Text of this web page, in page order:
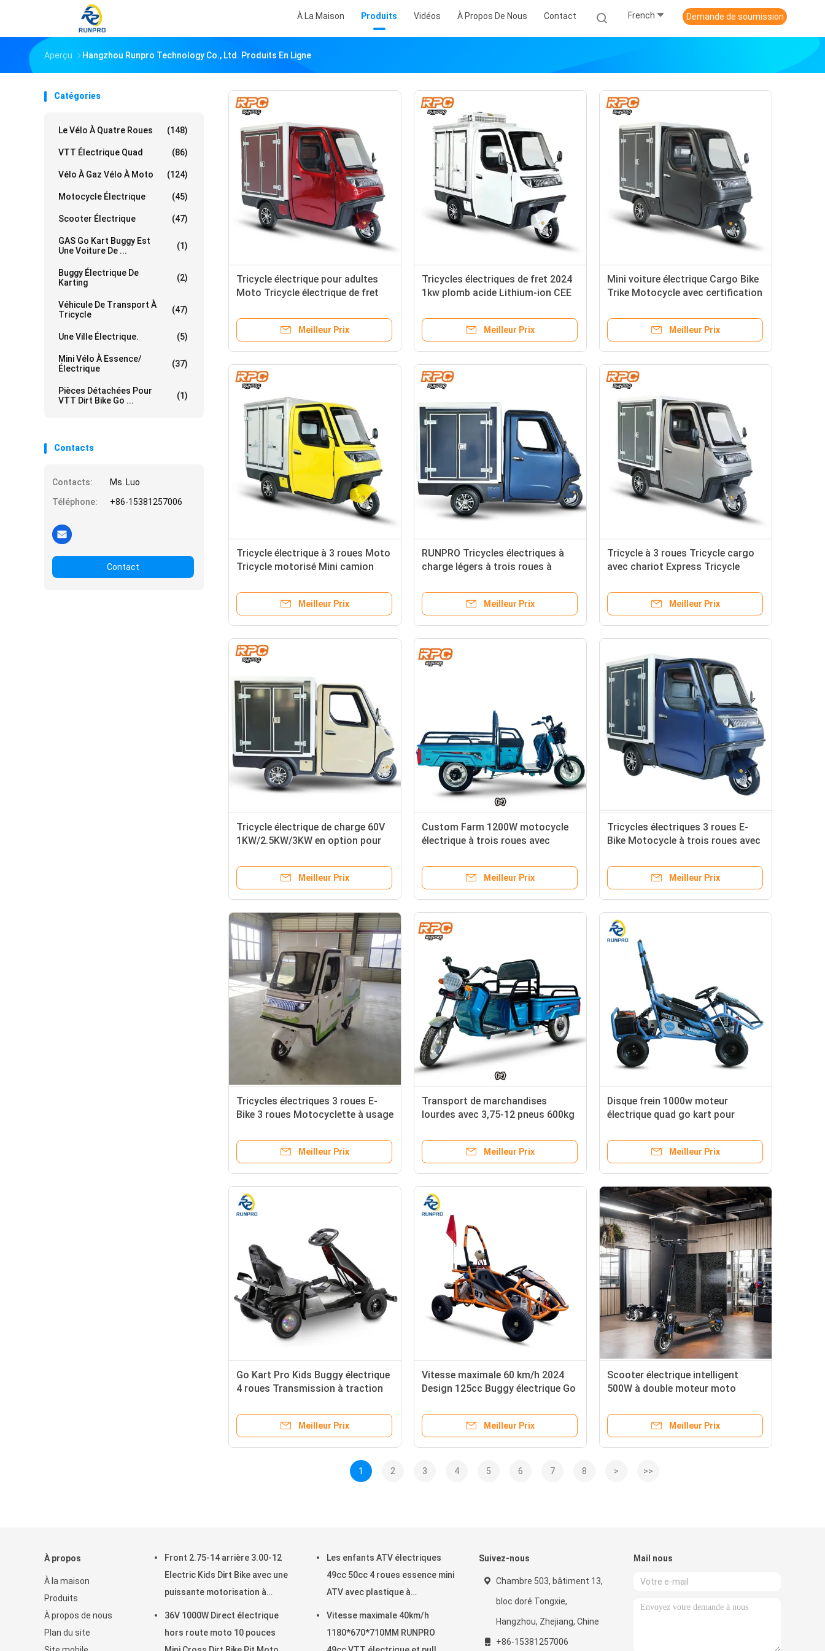
À La Maison Produits Vidéos À Propos De Nous Contact French Demande de soumission
Aperçu Hangzhou Runpro Technology Co., Ltd. Produits En Ligne
Catégories
Le Vélo À Quatre Roues (148)
VTT Électrique Quad (86)
Vélo À Gaz Vélo À Moto (124)
Motocycle Électrique (45)
Scooter Électrique (47)
GAS Go Kart Buggy Est
Une Voiture De ...
(1)
Buggy Électrique De
Karting
(2)
Véhicule De Transport À
Tricycle
(47)
Une Ville Électrique. (5)
Mini Vélo À Essence/
Électrique
(37)
Pièces Détachées Pour
VTT Dirt Bike Go ...
(1)
Contacts
Contacts:
Ms. Luo
Téléphone:
+86-15381257006
Contact
Tricycle électrique pour adultes
Moto Tricycle électrique de fret
routier de marchandises
Meilleur Prix
Tricycles électriques de fret 2024
1kw plomb acide Lithium-ion CEE
Meilleur Prix
Mini voiture électrique Cargo Bike
Trike Motocycle avec certification
Meilleur Prix
Tricycle électrique à 3 roues Moto
Tricycle motorisé Mini camion
Meilleur Prix
RUNPRO Tricycles électriques à
charge légers à trois roues à
1000W-3000W
Meilleur Prix
Tricycle à 3 roues Tricycle cargo
avec chariot Express Tricycle
Meilleur Prix
Tricycle électrique de charge 60V
1KW/2.5KW/3KW en option pour
couleurs
Meilleur Prix
Custom Farm 1200W motocycle
électrique à trois roues avec
avant à tambour arrière
Meilleur Prix
Tricycles électriques 3 roues E-
Bike Motocycle à trois roues avec
Meilleur Prix
Tricycles électriques 3 roues E-
Bike 3 roues Motocyclette à usage
Meilleur Prix
Transport de marchandises
lourdes avec 3,75-12 pneus 600kg
Meilleur Prix
Disque frein 1000w moteur
électrique quad go kart pour
SHART DRIVE
Meilleur Prix
Go Kart Pro Kids Buggy électrique
4 roues Transmission à traction
Meilleur Prix
Vitesse maximale 60 km/h 2024
Design 125cc Buggy électrique Go
Meilleur Prix
Scooter électrique intelligent
500W à double moteur moto
scooters électriques
Meilleur Prix
1 2 3 4 5 6 7 8 > >>
À propos
À la maison
Produits
À propos de nous
Plan du site
Front 2.75-14 arrière 3.00-12
Electric Kids Dirt Bike avec une
puissante motorisation à
36V 1000W Direct électrique
hors route moto 10 pouces
Les enfants ATV électriques
49cc 50cc 4 roues essence mini
ATV avec plastique à
Vitesse maximale 40km/h
1180*670*710MM RUNPRO
Suivez-nous
Chambre 503, bâtiment 13,
bloc doré Tongxie,
Hangzhou, Zhejiang, Chine
+86-15381257006
Mail nous